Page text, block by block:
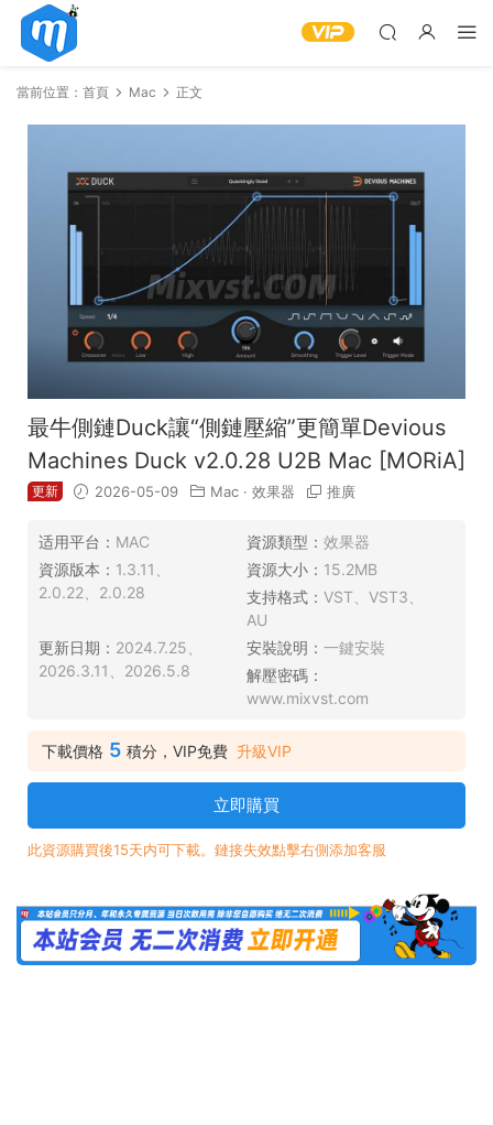
當前位置： 首頁 Mac 正文
最牛側鏈Duck讓“側鏈壓縮”更簡單Devious
Machines Duck v2.0.28 U2B Mac [MORiA]
更新 2026-05-09 Mac · 效果器 推廣
适用平台： MAC 資源類型： 效果器
資源版本： 1.3.11、
2.0.22、2.0.28
資源大小： 15.2MB
支持格式： VST、VST3、
AU
更新日期： 2024.7.25、
2026.3.11、2026.5.8
安裝說明： 一鍵安裝
解壓密碼：
www.mixvst.com
下載價格 5 積分，VIP免費 升級VIP
立即購買
此資源購買後15天内可下載。鏈接失效點擊右側添加客服